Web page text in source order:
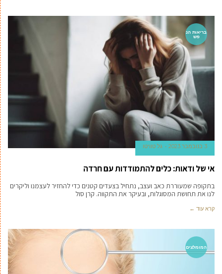
בריאות הנ
פש
3 בנובמבר 2023 גל טוויטו
אי של ודאות: כלים להתמודדות עם חרדה
בתקופה שמעוררת כאב ועצב, נתחיל בצעדים קטנים כדי להחזיר לעצמנו וליקרים
לנו את תחושת המסוגלות, ובעיקר את התקווה. קרן סול
קרא עוד ←
המומלצים